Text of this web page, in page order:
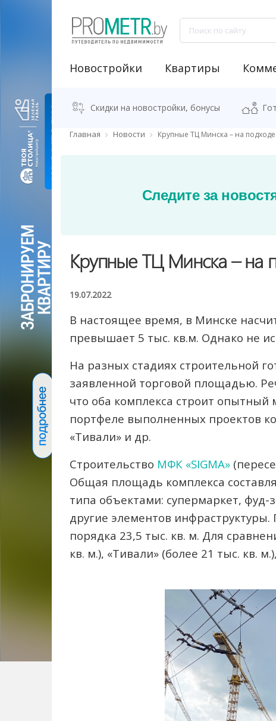
Новостройки Квартиры
Скидки на новостройки, бонусы
Главная Новости Крупные ТЦ Минска – на
Следите за
Крупные ТЦ Минска – на
19.07.2022
В настоящее время, в Минске
превышает 5 тыс. кв.м. Однако не
На разных стадиях строительной
заявленной торговой площадью.
что оба комплекса строит
портфеле выполненных проектов
«Тивали» и др.
Строительство МФК «SIGMA»
Общая площадь комплекса
типа объектами: супермаркет,
другие элементов
порядка 23,5 тыс. кв. м. Для
кв. м.), «Тивали» (более 21 тыс. кв.